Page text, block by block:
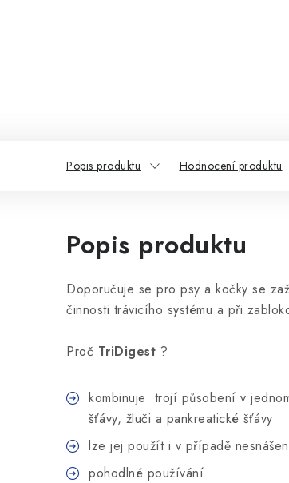
Popis produktu Hodnocení produktu
Popis produktu
Doporučuje se pro psy a kočky se
činnosti trávicího systému a při
Proč TriDigest ?
kombinuje trojí působení v
šťávy, žluči a pankreatické šťávy
lze jej použít i v případě
pohodlné používání